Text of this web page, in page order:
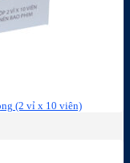
(2 vỉ x 10 viên)